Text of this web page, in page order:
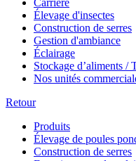
Carrière
Élevage d'insectes
Construction de serres
Gestion d'ambiance
Éclairage
Stockage d’aliments /
Nos unités
Retour
Produits
Élevage de poules
Construction de serres